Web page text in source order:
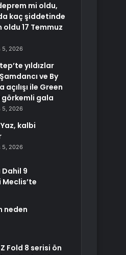
mi oldu,
kaç şiddetinde
oldu 17 Temmuz
5, 2026
yıldızlar
ve By
açılışı ile Green
görkemli gala
5, 2026
kalbi
5, 2026
Dahil 9
Meclis’te
neden
Fold 8 serisi ön